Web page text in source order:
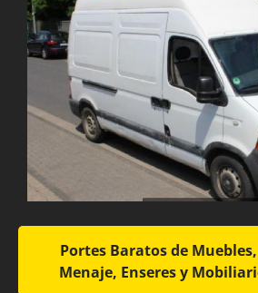
Portes Baratos de
Menaje, Enseres y